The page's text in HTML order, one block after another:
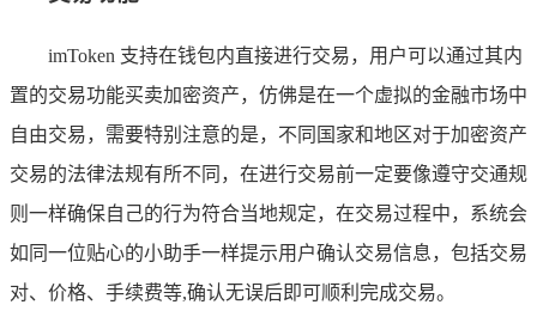
imToken 支持在钱包内直接进行交易，用户可以通过其内
置的交易功能买卖加密资产，仿佛是在一个虚拟的金融市场中
自由交易，需要特别注意的是，不同国家和地区对于加密资产
交易的法律法规有所不同，在进行交易前一定要像遵守交通规
则一样确保自己的行为符合当地规定，在交易过程中，系统会
如同一位贴心的小助手一样提示用户确认交易信息，包括交易
对、价格、手续费等,确认无误后即可顺利完成交易。